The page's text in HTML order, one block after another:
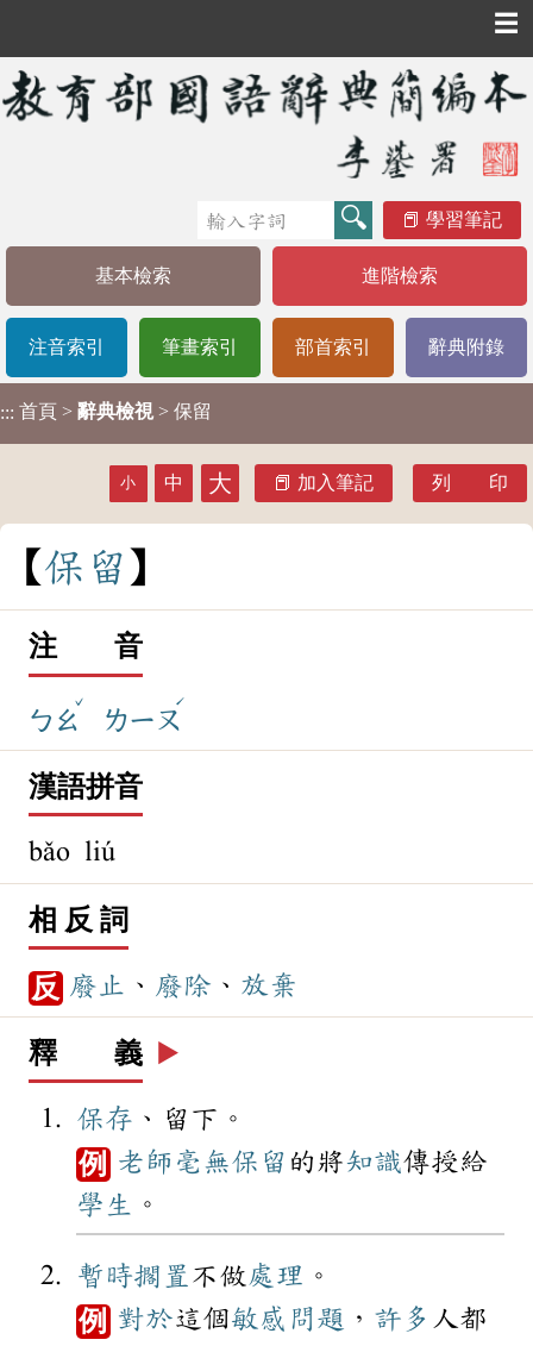
☰
學習筆記
基本檢索 進階檢索
注音索引 筆畫索引 部首索引 辭典附錄
::: 首頁 > 辭典檢視 > 保留
小 中 大 加入筆記 列 印
保 留
注 音
ㄅㄠ
ˇ
ㄌㄧㄡ
ˊ
漢語拼音
bǎo liú
相 反 詞
反 廢止 、 廢除 、 放棄
釋 義 ▶️
保存 、留下。
例 老師 毫無保留 的將知識傳授給
學生
。
暫時擱置 不做處理 。
例 對於這個敏感 問題 ， 許多 人都